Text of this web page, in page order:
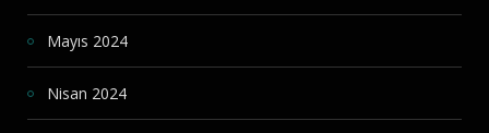
Mayıs 2024
Nisan 2024